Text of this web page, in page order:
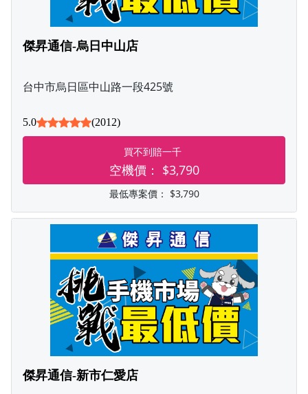
傑昇通信-烏日中山店
台中市烏日區中山路一段425號
5.0 (2012)
買不到賠一千
空機價： $3,790
最低專案價： $3,790
傑昇通信-新市仁愛店